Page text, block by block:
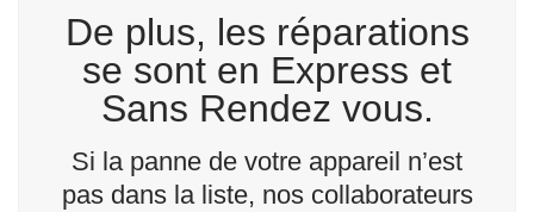
De plus, les réparations
se sont en Express et
Sans Rendez vous.
Si la panne de votre appareil n’est
pas dans la liste, nos collaborateurs